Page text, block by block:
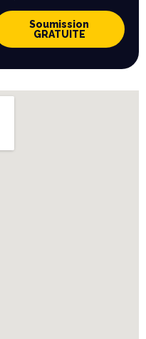
Soumission
GRATUITE